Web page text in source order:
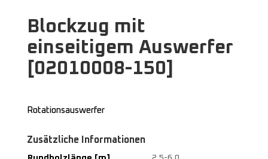
Blockzug mit
einseitigem Auswerfer
[02010008-150]
Rotationsauswerfer
Zusätzliche Informationen